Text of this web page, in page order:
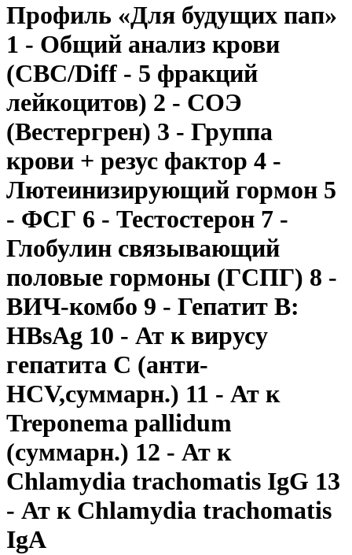
Профиль «Для будущих пап»
1 - Общий анализ крови
(CBC/Diff - 5 фракций
лейкоцитов) 2 - СОЭ
(Вестергрен) 3 - Группа
крови + резус фактор 4 -
Лютеинизирующий гормон 5
- ФСГ 6 - Тестостерон 7 -
Глобулин связывающий
половые гормоны (ГСПГ) 8 -
ВИЧ-комбо 9 - Гепатит В:
HВsAg 10 - Ат к вирусу
гепатита С (анти-
HCV,суммарн.) 11 - Ат к
Treponema pallidum
(суммарн.) 12 - Ат к
Chlamydia trachomatis IgG 13
- Ат к Chlamydia trachomatis
IgA